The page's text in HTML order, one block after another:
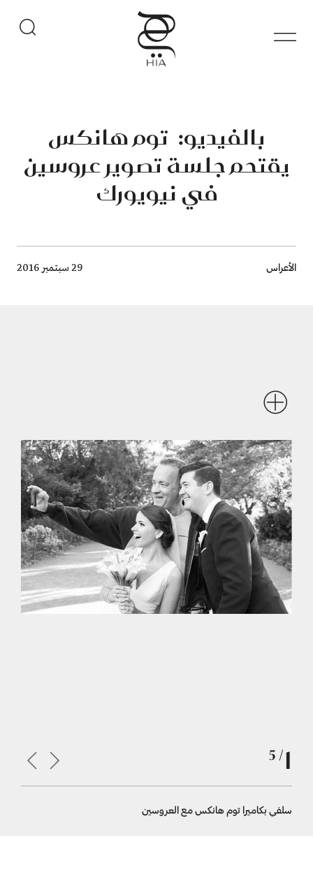
بالفيديو: توم هانكس
يقتحم جلسة تصوير عروسين
في نيويورك
Breadcrumb
الأعراس
سلفي بكاميرا توم هانكس مع العروسين